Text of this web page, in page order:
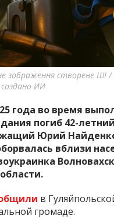
важную
города
зображення створене ШІ
ИИ
года во время
погиб 42-летний
Юрий
вблизи
в
громаде.